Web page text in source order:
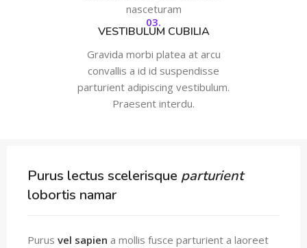
nasceturam
03.
VESTIBULUM CUBILIA
Gravida morbi platea at arcu
convallis a id id suspendisse
parturient adipiscing vestibulum.
Praesent interdu.
Purus lectus scelerisque parturient
lobortis namar
Purus vel sapien a mollis fusce parturient a laoreet